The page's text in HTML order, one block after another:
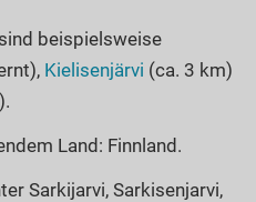
beispielsweise
Kielisenjärvi (ca. 3 km)
Land: Finnland.
Sarkijarvi, Sarkisenjarvi,